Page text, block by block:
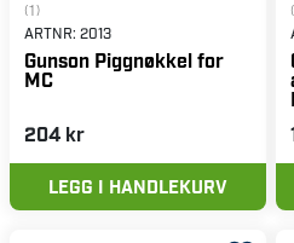
(1)
ARTNR: 2013
Gunson Piggnøkkel for
MC
204 kr
LEGG I HANDLEKURV